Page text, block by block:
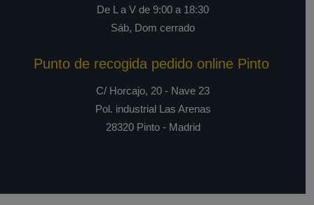
De L a V de 9:00 a 18:30
Sáb, Dom cerrado
Punto de recogida pedido online Pinto
C/ Horcajo, 20 - Nave 23
Pol. industrial Las Arenas
28320 Pinto - Madrid